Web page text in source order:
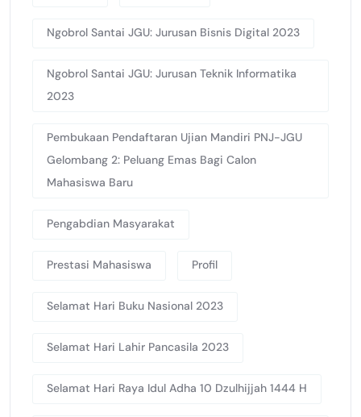
Ngobrol Santai JGU: Jurusan Bisnis Digital 2023
Ngobrol Santai JGU: Jurusan Teknik Informatika
2023
Pembukaan Pendaftaran Ujian Mandiri PNJ-JGU
Gelombang 2: Peluang Emas Bagi Calon
Mahasiswa Baru
Pengabdian Masyarakat
Prestasi Mahasiswa Profil
Selamat Hari Buku Nasional 2023
Selamat Hari Lahir Pancasila 2023
Selamat Hari Raya Idul Adha 10 Dzulhijjah 1444 H